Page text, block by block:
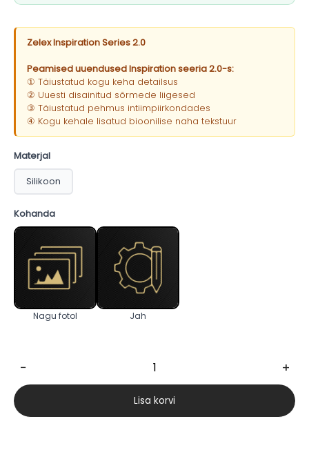
Zelex Inspiration Series 2.0
Peamised uuendused Inspiration seeria 2.0-s:
① Täiustatud kogu keha detailsus
② Uuesti disainitud sõrmede liigesed
③ Täiustatud pehmus intiimpiirkondades
④ Kogu kehale lisatud bioonilise naha tekstuur
Materjal
Silikoon
Kohanda
Nagu fotol Jah
162cm
S2
− +
Lisa korvi